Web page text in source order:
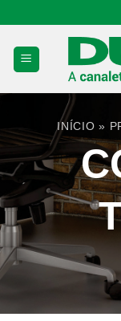
to
content
INÍCIO »